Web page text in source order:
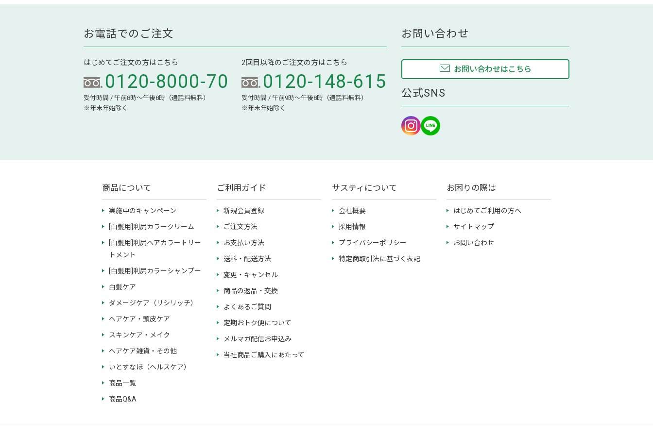
お電話でのご注文
はじめてご注文の方はこちら
0120-8000-70
受付時間 / 午前8時～午後8時（通話料無料）
※年末年始除く
2回目以降のご注文の方はこちら
0120-148-615
受付時間 / 午前9時～午後8時（通話料無料）
※年末年始除く
お問い合わせ
お問い合わせはこちら
公式SNS
商品について
実施中のキャンペーン
[白髪用]利尻カラークリーム
[白髪用]利尻ヘアカラートリー
トメント
[白髪用]利尻カラーシャンプー
白髪ケア
ダメージケア（リシリッチ）
ヘアケア・頭皮ケア
スキンケア・メイク
ヘアケア雑貨・その他
いとすなほ（ヘルスケア）
商品一覧
商品Q&A
ご利用ガイド
新規会員登録
ご注文方法
お支払い方法
送料・配送方法
変更・キャンセル
商品の返品・交換
よくあるご質問
定期おトク便について
メルマガ配信お申込み
当社商品ご購入にあたって
サスティについて
会社概要
採用情報
プライバシーポリシー
特定商取引法に基づく表記
お困りの際は
はじめてご利用の方へ
サイトマップ
お問い合わせ